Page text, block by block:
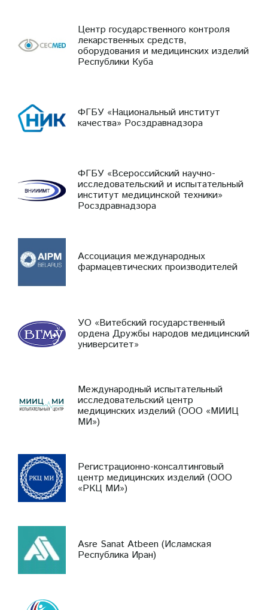
Центр государственного контроля
лекарственных средств,
оборудования и медицинских изделий
Республики Куба
ФГБУ «Национальный институт
качества» Росздравнадзора
ФГБУ «Всероссийский научно-
исследовательский и испытательный
институт медицинской техники»
Росздравнадзора
Ассоциация международных
фармацевтических производителей
УО «Витебский государственный
ордена Дружбы народов медицинский
университет»
Международный испытательный
исследовательский центр
медицинских изделий (ООО «МИИЦ
МИ»)
Регистрационно-консалтинговый
центр медицинских изделий (ООО
«РКЦ МИ»)
Asre Sanat Atbeen (Исламская
Республика Иран)